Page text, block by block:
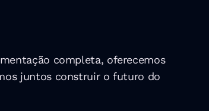
completa, oferecemos
juntos construir o futuro do